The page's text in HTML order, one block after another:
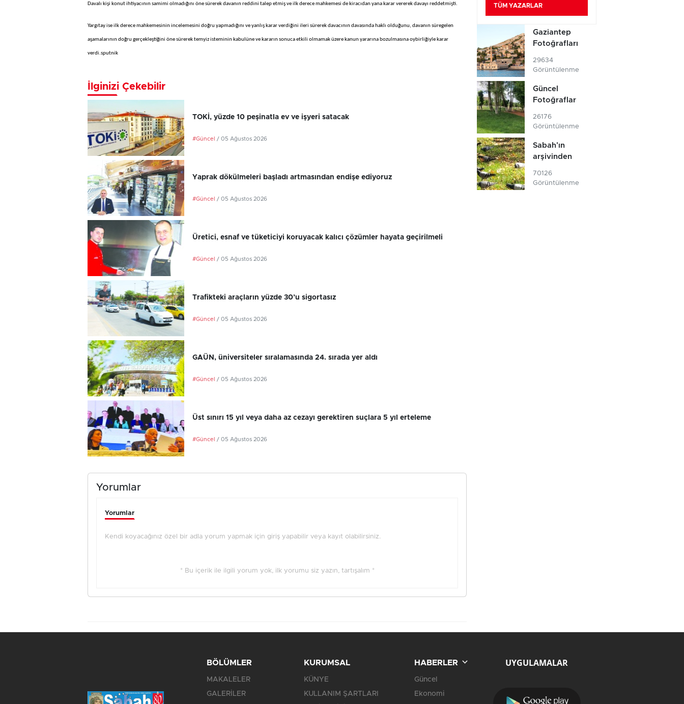
Davalı kişi konut ihtiyacının samimi olmadığını öne sürerek davanın reddini talep etmiş ve ilk derece mahkemesi de kiracıdan yana karar vererek davayı reddetmişti.
Yargıtay ise ilk derece mahkemesinin incelemesini doğru yapmadığını ve yanlış karar verdiğini ileri sürerek davacının davasında haklı olduğunu, davanın süregelen
aşamalarının doğru gerçekleştiğini öne sürerek temyiz isteminin kabulüne ve kararın sonuca etkili olmamak üzere kanun yararına bozulmasına oybirliğiyle karar
verdi.sputnik
İlginizi Çekebilir
TOKİ, yüzde 10 peşinatla ev ve işyeri satacak
#Güncel / 05 Ağustos 2026
Yaprak dökülmeleri başladı artmasından endişe ediyoruz
#Güncel / 05 Ağustos 2026
Üretici, esnaf ve tüketiciyi koruyacak kalıcı çözümler hayata geçirilmeli
#Güncel / 05 Ağustos 2026
Trafikteki araçların yüzde 30’u sigortasız
#Güncel / 05 Ağustos 2026
GAÜN, üniversiteler sıralamasında 24. sırada yer aldı
#Güncel / 05 Ağustos 2026
Üst sınırı 15 yıl veya daha az cezayı gerektiren suçlara 5 yıl erteleme
#Güncel / 05 Ağustos 2026
Yorumlar
Yorumlar
Kendi koyacağınız özel bir adla yorum yapmak için giriş yapabilir veya kayıt olabilirsiniz.
* Bu içerik ile ilgili yorum yok, ilk yorumu siz yazın, tartışalım *
TÜM YAZARLAR
Gaziantep
Fotoğrafları
29634
Görüntülenme
Güncel
Fotoğraflar
26176
Görüntülenme
Sabah'ın
arşivinden
70126
Görüntülenme
BÖLÜMLER
MAKALELER
GALERİLER
KURUMSAL
KÜNYE
KULLANIM ŞARTLARI
HABERLER
Güncel
Ekonomi
UYGULAMALAR